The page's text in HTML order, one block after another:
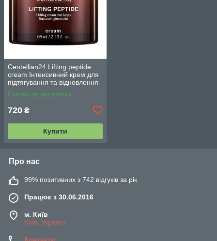
Centellian24 Lifting peptide
cream Інтенсивний крем для
підтягування та відновлення
шкіри 65 мл.
Готово до відправки
720 ₴
Купити
Про нас
99% позитивних з 742 відгуків за рік
Працює з 30.06.2016
м. Київ
Київ, Україна